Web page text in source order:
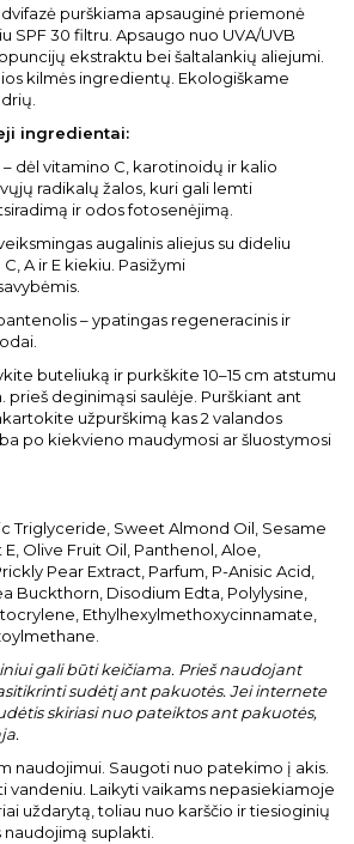
purškiama apsauginė priemonė
SPF 30 filtru. Apsaugo nuo UVA/UVB
ekstraktu bei šaltalankių aliejumi.
kilmės ingredientų. Ekologiškame
ingredientai:
dėl vitamino C, karotinoidų ir kalio
radikalų žalos, kuri gali lemti
ir odos fotosenėjimą.
augalinis aliejus su dideliu
A ir E kiekiu. Pasižymi
– ypatingas regeneracinis ir
buteliuką ir purkškite 10–15 cm atstumu
prieš deginimąsi saulėje. Purškiant ant
užpurškimą kas 2 valandos
po kiekvieno maudymosi ar šluostymosi
Triglyceride, Sweet Almond Oil, Sesame
Olive Fruit Oil, Panthenol, Aloe,
Pear Extract, Parfum, P-Anisic Acid,
Buckthorn, Disodium Edta, Polylysine,
Ethylhexylmethoxycinnamate,
gali būti keičiama. Prieš naudojant
sudėtį ant pakuotės. Jei internete
skiriasi nuo pateiktos ant pakuotės,
naudojimui. Saugoti nuo patekimo į akis.
vandeniu. Laikyti vaikams nepasiekiamoje
uždarytą, toliau nuo karščio ir tiesioginių
naudojimą suplakti.